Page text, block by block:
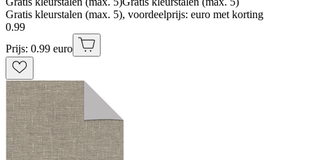
Gratis kleurstalen (max. 5), voordeelprijs: euro met korting
0.99
Prijs: 0.99 euro